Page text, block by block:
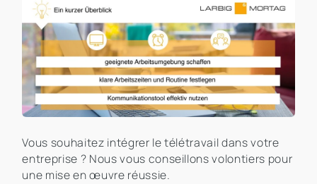
Vous souhaitez intégrer le télétravail dans votre
entreprise ? Nous vous conseillons volontiers pour
une mise en œuvre réussie.